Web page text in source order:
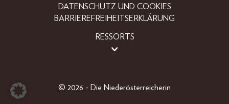
DATENSCHUTZ UND COOKIES
BARRIEREFREIHEITSERKLÄRUNG
RESSORTS
© 2026 - Die Niederösterreicherin